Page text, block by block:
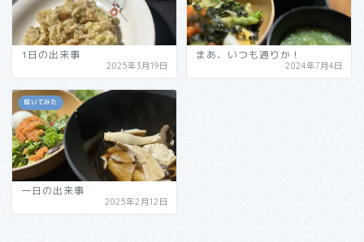
1日の出来事
2025年3月19日
まあ、いつも通りか！
2024年7月4日
呟いてみた
一日の出来事
2025年2月12日